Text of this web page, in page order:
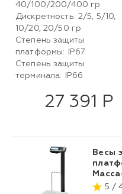
40/100/200/400 гр
Дискретность: 2/5, 5/10,
10/20, 20/50 гр
Степень защиты
платформы: IP67
Степень защиты
терминала: IP66
27 391 Р
Весы
5 /